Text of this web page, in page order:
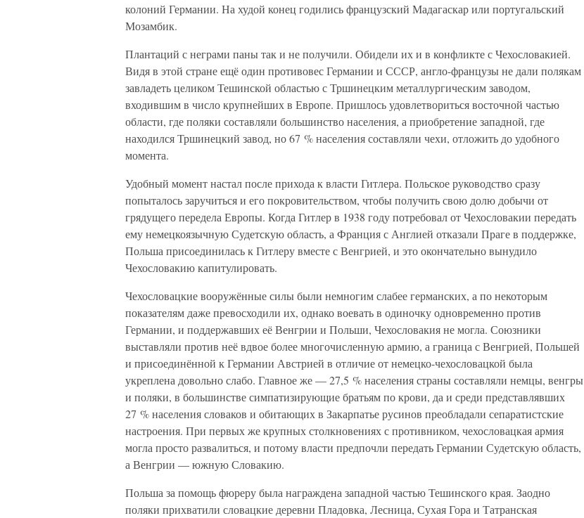
колоний Германии. На худой конец годились французский Мадагаскар или португальский
Мозамбик.
Плантаций с неграми паны так и не получили. Обидели их и в конфликте с Чехословакией.
Видя в этой стране ещё один противовес Германии и СССР, англо-французы не дали полякам
завладеть целиком Тешинской областью с Тршинецким металлургическим заводом,
входившим в число крупнейших в Европе. Пришлось удовлетвориться восточной частью
области, где поляки составляли большинство населения, а приобретение западной, где
находился Тршинецкий завод, но 67 % населения составляли чехи, отложить до удобного
момента.
Удобный момент настал после прихода к власти Гитлера. Польское руководство сразу
попыталось заручиться и его покровительством, чтобы получить свою долю добычи от
грядущего передела Европы. Когда Гитлер в 1938 году потребовал от Чехословакии передать
ему немецкоязычную Судетскую область, а Франция с Англией отказали Праге в поддержке,
Польша присоединилась к Гитлеру вместе с Венгрией, и это окончательно вынудило
Чехословакию капитулировать.
Чехословацкие вооружённые силы были немногим слабее германских, а по некоторым
показателям даже превосходили их, однако воевать в одиночку одновременно против
Германии, и поддержавших её Венгрии и Польши, Чехословакия не могла. Союзники
выставляли против неё вдвое более многочисленную армию, а граница с Венгрией, Польшей
и присоединённой к Германии Австрией в отличие от немецко-чехословацкой была
укреплена довольно слабо. Главное же — 27,5 % населения страны составляли немцы, венгры
и поляки, в большинстве симпатизирующие братьям по крови, да и среди представлявших
27 % населения словаков и обитающих в Закарпатье русинов преобладали сепаратистские
настроения. При первых же крупных столкновениях с противником, чехословацкая армия
могла просто развалиться, и потому власти предпочли передать Германии Судетскую область,
а Венгрии — южную Словакию.
Польша за помощь фюреру была награждена западной частью Тешинского края. Заодно
поляки прихватили словацкие деревни Пладовка, Лесница, Сухая Гора и Татранская